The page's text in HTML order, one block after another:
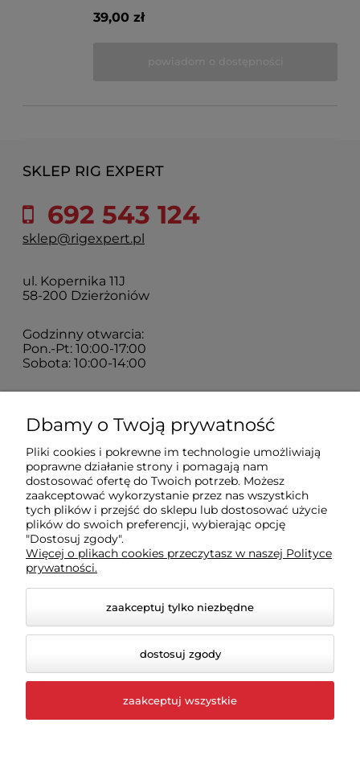
39,00 zł
SKLEP RIG EXPERT
692 543 124
sklep@rigexpert.pl
ul. Kopernika 11J
58-200 Dzierżoniów
Godzinny otwarcia:
Pon.-Pt: 10:00-17:00
Sobota: 10:00-14:00
Zakupy
Sklep
Moje konto
Pomoc
© 2026 rigexpert.pl. Wszelkie prawa zastrzeżone.
Dbamy o Twoją prywatność
Pliki cookies i pokrewne im technologie umożliwiają
poprawne działanie strony i pomagają nam
dostosować ofertę do Twoich potrzeb. Możesz
zaakceptować wykorzystanie przez nas wszystkich
tych plików i przejść do sklepu lub dostosować użycie
plików do swoich preferencji, wybierając opcję
"Dostosuj zgody".
Więcej o plikach cookies przeczytasz w naszej Polityce
prywatności.
zaakceptuj tylko niezbędne
dostosuj zgody
zaakceptuj wszystkie